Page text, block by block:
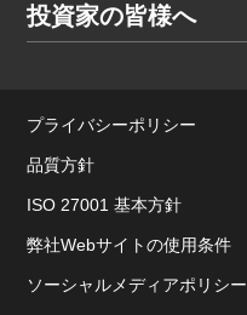
投資家の皆様へ
プライバシーポリシー
品質方針
ISO 27001 基本方針
弊社Webサイトの使用条件
ソーシャルメディアポリシー